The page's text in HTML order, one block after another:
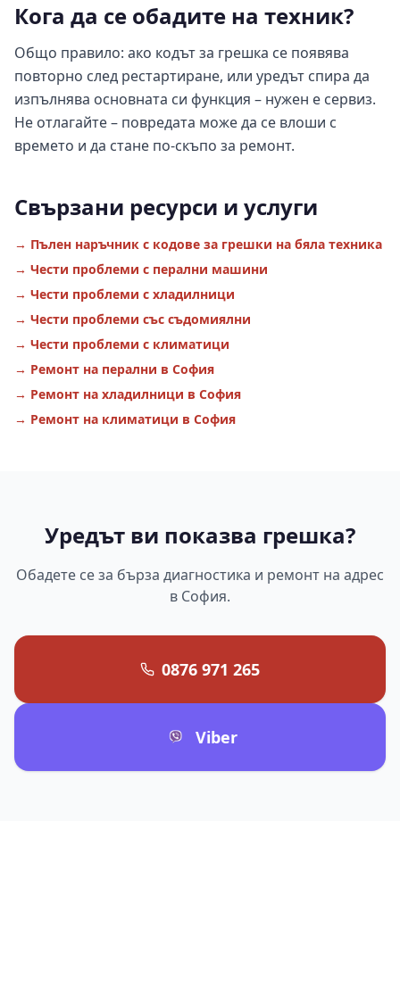
Кога да се обадите на техник?
Общо правило: ако кодът за грешка се появява
повторно след рестартиране, или уредът спира да
изпълнява основната си функция – нужен е сервиз.
Не отлагайте – повредата може да се влоши с
времето и да стане по-скъпо за ремонт.
Свързани ресурси и услуги
→ Пълен наръчник с кодове за грешки на бяла техника
→ Чести проблеми с перални машини
→ Чести проблеми с хладилници
→ Чести проблеми със съдомиялни
→ Чести проблеми с климатици
→ Ремонт на перални в София
→ Ремонт на хладилници в София
→ Ремонт на климатици в София
Уредът ви показва грешка?
Обадете се за бърза диагностика и ремонт на адрес
в София.
0876 971 265
Viber